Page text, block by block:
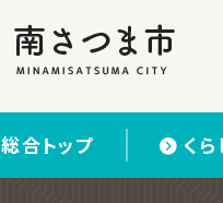
総合トップ く